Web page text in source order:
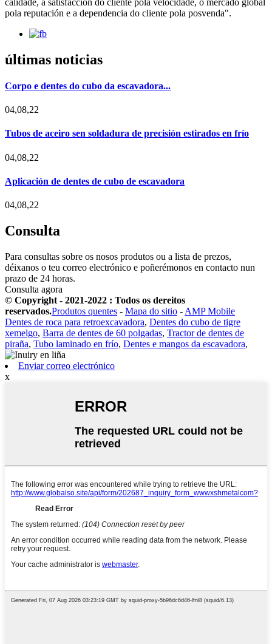
pola reputación e a dependencia do cliente pola posvenda".
últimas noticias
Corpo e dentes do cubo da escavadora...
04,08,22
Tubos de aceiro sen soldadura de precisión estirados en frío
04,08,22
Aplicación de dentes de cubo de escavadora
04,08,22
Consulta
Para consultas sobre os nosos produtos ou a lista de prezos,
déixanos o teu correo electrónico e poñerémonos en contacto nun
prazo de 24 horas.
Consulta agora
© Copyright - 2021-2022 : Todos os dereitos
reservados.Produtos quentes - Mapa do sitio - AMP Mobile
Dentes de roca para retroexcavadora, Dentes do cubo de tigre
xemelgo, Barra de dentes de 60 polgadas, Tractor de dentes de
piraña, Tubo laminado en frío, Dentes e mangos da escavadora,
Enviar correo electrónico
x